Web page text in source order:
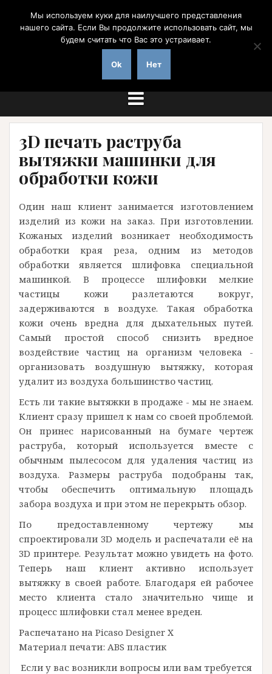
содержимому
на заказ с доставкой по России
3D печать раструба
вытяжки машинки для
обработки кожи
Один наш клиент занимается изготовлением
изделий из кожи на заказ. При изготовлении.
Кожаных изделий возникает необходимость
обработки края реза, одним из методов
обработки является шлифовка специальной
машинкой. В процессе шлифовки мелкие
частицы кожи разлетаются вокруг,
задерживаются в воздухе. Такая обработка
кожи очень вредна для дыхательных путей.
Самый простой способ снизить вредное
воздействие частиц на организм человека -
организовать воздушную вытяжку, которая
удалит из воздуха большинство частиц.
Есть ли такие вытяжки в продаже - мы не знаем.
Клиент сразу пришел к нам со своей проблемой.
Он принес нарисованный на бумаге чертеж
раструба, который используется вместе с
обычным пылесосом для удаления частиц из
воздуха. Размеры раструба подобраны так,
чтобы обеспечить оптимальную площадь
забора воздуха и при этом не перекрыть обзор.
По предоставленному чертежу мы
спроектировали 3D модель и распечатали её на
3D принтере. Результат можно увидеть на фото.
Теперь наш клиент активно использует
вытяжку в своей работе. Благодаря ей рабочее
место клиента стало значительно чище и
процесс шлифовки стал менее вреден.
Распечатано на Picaso Designer X
Материал печати: ABS пластик
Если у вас возникли вопросы или вам требуется
Мы используем куки для наилучшего представления
нашего сайта. Если Вы продолжите использовать сайт, мы
будем считать что Вас это устраивает.
Ok Нет